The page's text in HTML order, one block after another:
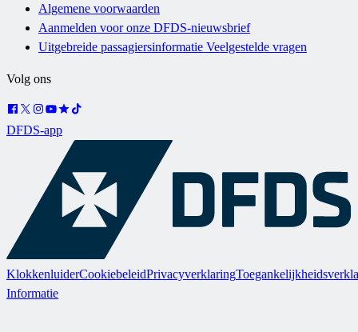
Algemene voorwaarden
Aanmelden voor onze DFDS-nieuwsbrief
Uitgebreide passagiersinformatie Veelgestelde vragen
Volg ons
DFDS-app
KlokkenluiderCookiebeleidPrivacyverklaring
Informatie